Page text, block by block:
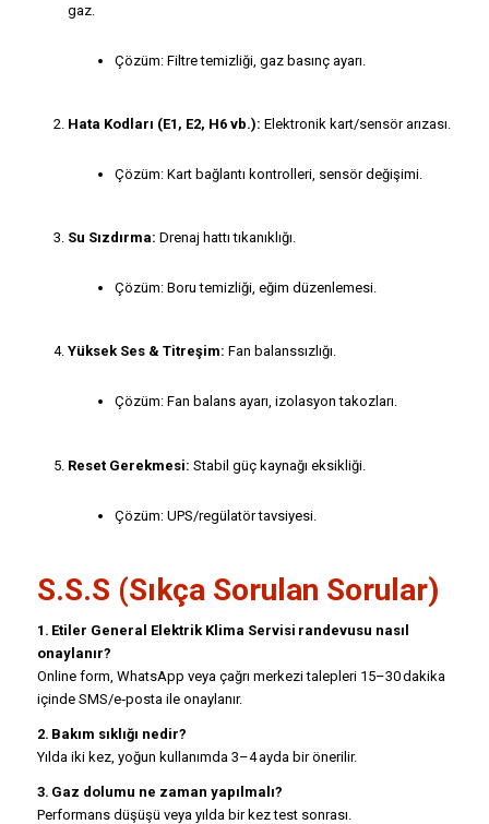
gaz.
Çözüm: Filtre temizliği, gaz basınç ayarı.
Hata Kodları (E1, E2, H6 vb.): Elektronik kart/sensör arızası.
Çözüm: Kart bağlantı kontrolleri, sensör değişimi.
Su Sızdırma: Drenaj hattı tıkanıklığı.
Çözüm: Boru temizliği, eğim düzenlemesi.
Yüksek Ses & Titreşim: Fan balanssızlığı.
Çözüm: Fan balans ayarı, izolasyon takozları.
Reset Gerekmesi: Stabil güç kaynağı eksikliği.
Çözüm: UPS/regülatör tavsiyesi.
S.S.S (Sıkça Sorulan Sorular)
1. Etiler General Elektrik Klima Servisi randevusu nasıl
onaylanır?
Online form, WhatsApp veya çağrı merkezi talepleri 15–30 dakika
içinde SMS/e‑posta ile onaylanır.
2. Bakım sıklığı nedir?
Yılda iki kez, yoğun kullanımda 3–4 ayda bir önerilir.
3. Gaz dolumu ne zaman yapılmalı?
Performans düşüşü veya yılda bir kez test sonrası.